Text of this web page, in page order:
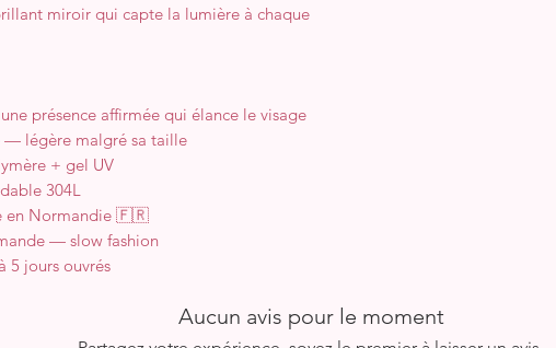
miroir qui capte la lumière à chaque
présence affirmée qui élance le visage
— légère malgré sa taille
+ gel UV
304L
en Normandie 🇫🇷
— slow fashion
5 jours ouvrés
Aucun avis pour le moment